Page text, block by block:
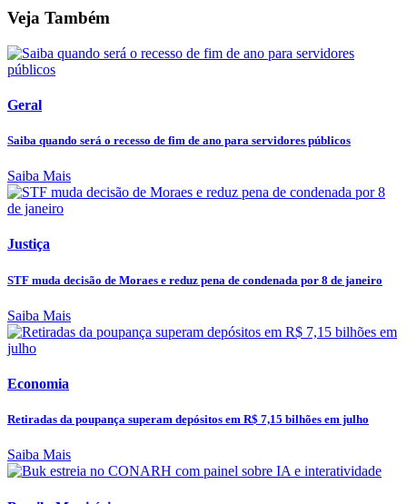
Veja Também
Geral
Saiba quando será o recesso de fim de ano para servidores públicos
Saiba Mais
Justiça
STF muda decisão de Moraes e reduz pena de condenada por 8 de janeiro
Saiba Mais
Economia
Retiradas da poupança superam depósitos em R$ 7,15 bilhões em julho
Saiba Mais